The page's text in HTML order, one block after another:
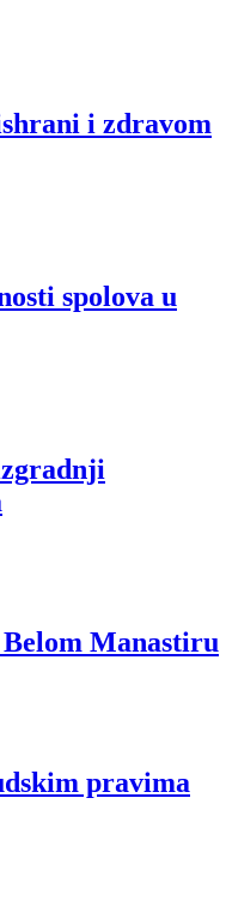
i zdravom
spolova u
Manastiru
pravima